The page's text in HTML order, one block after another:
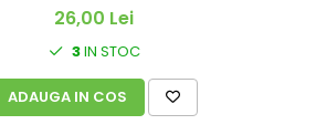
26,00 Lei
3IN STOC
ADAUGA IN COS